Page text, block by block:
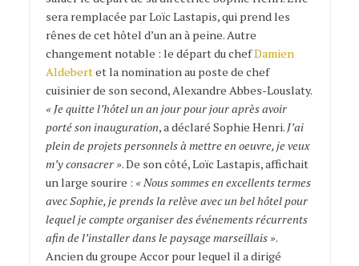
sera remplacée par Loïc Lastapis, qui prend les
rênes de cet hôtel d’un an à peine. Autre
changement notable : le départ du chefDamien
Aldebertet la nomination au poste de chef
cuisinier de son second, Alexandre Abbes-Louslaty.
« Je quitte l’hôtel un an jour pour jour après avoir
porté son inauguration, a déclaré Sophie Henri. J’ai
plein de projets personnels à mettre en oeuvre, je veux
m’y consacrer ». De son côté, Loïc Lastapis, affichait
un large sourire : « Nous sommes en excellents termes
avec Sophie, je prends la relève avec un bel hôtel pour
lequel je compte organiser des événements récurrents
afin de l’installer dans le paysage marseillais ».
Ancien du groupe Accor pour lequel il a dirigé